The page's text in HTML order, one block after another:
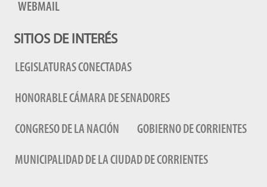
WEBMAIL
SITIOS DE INTERÉS
LEGISLATURAS CONECTADAS
HONORABLE CÁMARA DE SENADORES
CONGRESO DE LA NACIÓN GOBIERNO DE CORRIENTES
MUNICIPALIDAD DE LA CIUDAD DE CORRIENTES